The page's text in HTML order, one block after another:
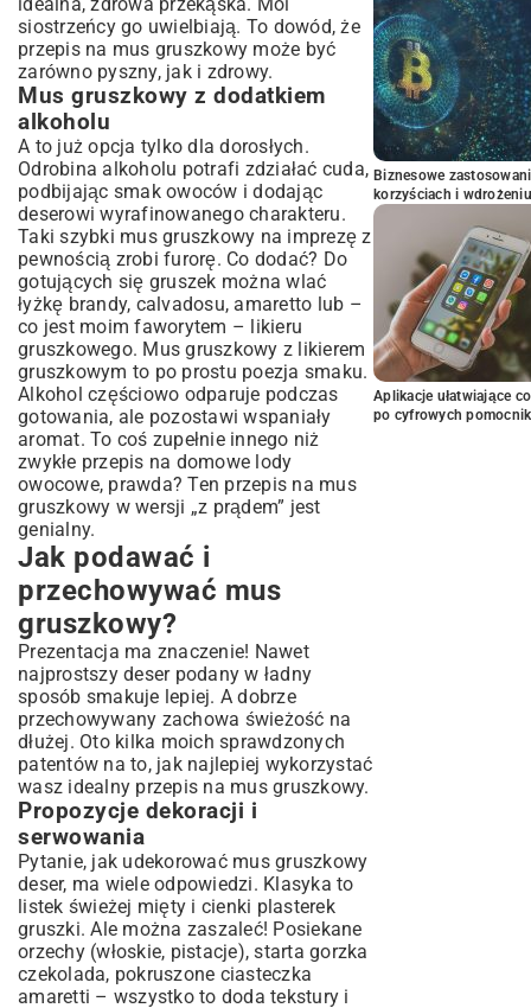
siostrzeńcy go uwielbiają. To dowód, że
przepis na mus gruszkowy może być
zarówno pyszny, jak i zdrowy.
Mus gruszkowy z dodatkiem
alkoholu
A to już opcja tylko dla dorosłych.
Odrobina alkoholu potrafi zdziałać cuda,
podbijając smak owoców i dodając
deserowi wyrafinowanego charakteru.
Taki szybki mus gruszkowy na imprezę z
pewnością zrobi furorę. Co dodać? Do
gotujących się gruszek można wlać
łyżkę brandy, calvadosu, amaretto lub –
co jest moim faworytem – likieru
gruszkowego. Mus gruszkowy z likierem
gruszkowym to po prostu poezja smaku.
Alkohol częściowo odparuje podczas
gotowania, ale pozostawi wspaniały
aromat. To coś zupełnie innego niż
zwykłe przepis na domowe lody
owocowe, prawda? Ten przepis na mus
gruszkowy w wersji „z prądem” jest
genialny.
Jak podawać i
przechowywać mus
gruszkowy?
Prezentacja ma znaczenie! Nawet
najprostszy deser podany w ładny
sposób smakuje lepiej. A dobrze
przechowywany zachowa świeżość na
dłużej. Oto kilka moich sprawdzonych
patentów na to, jak najlepiej wykorzystać
wasz idealny przepis na mus gruszkowy.
Propozycje dekoracji i
serwowania
Pytanie, jak udekorować mus gruszkowy
deser, ma wiele odpowiedzi. Klasyka to
listek świeżej mięty i cienki plasterek
gruszki. Ale można zaszaleć! Posiekane
orzechy (włoskie, pistacje), starta gorzka
czekolada, pokruszone ciasteczka
amaretti – wszystko to doda tekstury i
Biznesowe
korzyściach i wdrożeniu
Aplikacje ułatwiające
po cyfrowych